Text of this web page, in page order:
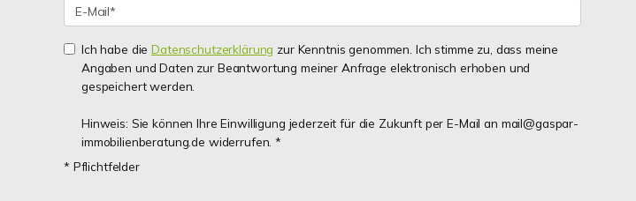
Ich habe dieDatenschutzerklärung zur Kenntnis genommen. Ich stimme zu, dass meine
Angaben und Daten zur Beantwortung meiner Anfrage elektronisch erhoben und
gespeichert werden.
Hinweis: Sie können Ihre Einwilligung jederzeit für die Zukunft per E-Mail an mail@gaspar-
immobilienberatung.de widerrufen. *
* Pflichtfelder